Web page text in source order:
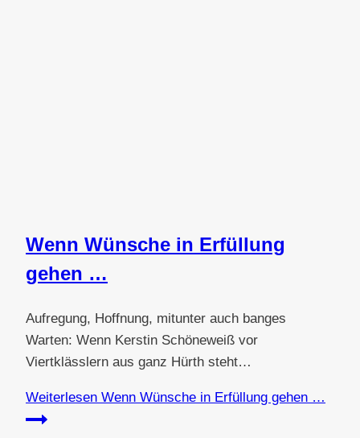
Wenn Wünsche in Erfüllung
gehen …
Aufregung, Hoffnung, mitunter auch banges
Warten: Wenn Kerstin Schöneweiß vor
Viertklässlern aus ganz Hürth steht…
Weiterlesen Wenn Wünsche in Erfüllung gehen …